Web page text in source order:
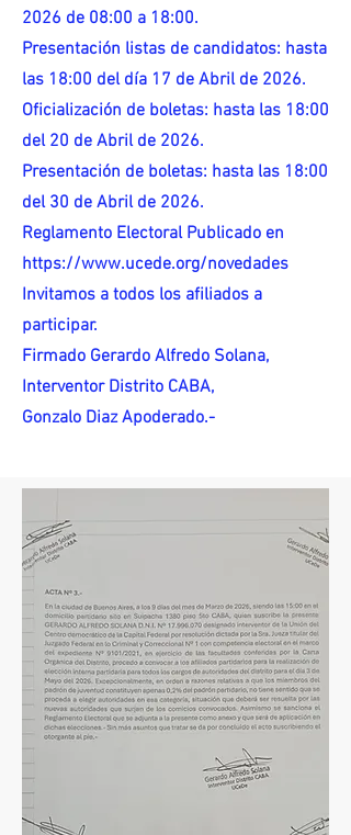
2026 de 08:00 a 18:00.
Presentación listas de candidatos: hasta
las 18:00 del día 17 de Abril de 2026.
Oficialización de boletas: hasta las 18:00
del 20 de Abril de 2026.
Presentación de boletas: hasta las 18:00
del 30 de Abril de 2026.
Reglamento Electoral Publicado en
https://www.ucede.org/novedades
Invitamos a todos los afiliados a
participar.
Firmado Gerardo Alfredo Solana,
Interventor Distrito CABA,
Gonzalo Diaz Apoderado.-